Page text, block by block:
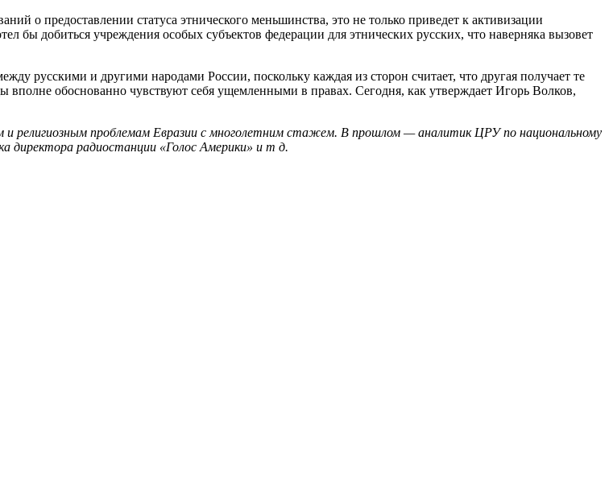
о предоставлении статуса этнического меньшинства, это не только приведет к активизации
бы добиться учреждения особых субъектов федерации для этнических русских, что наверняка вызовет
русскими и другими народами России, поскольку каждая из сторон считает, что другая получает те
обоснованно чувствуют себя ущемленными в правах. Сегодня, как утверждает Игорь Волков,
и религиозным проблемам Евразии с многолетним стажем. В прошлом — аналитик ЦРУ по национальному
радиостанции «Голос Америки» и т д.